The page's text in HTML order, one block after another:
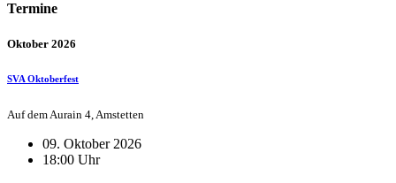
Termine
Oktober 2026
SVA Oktoberfest
Auf dem Aurain 4, Amstetten
09. Oktober 2026
18:00 Uhr